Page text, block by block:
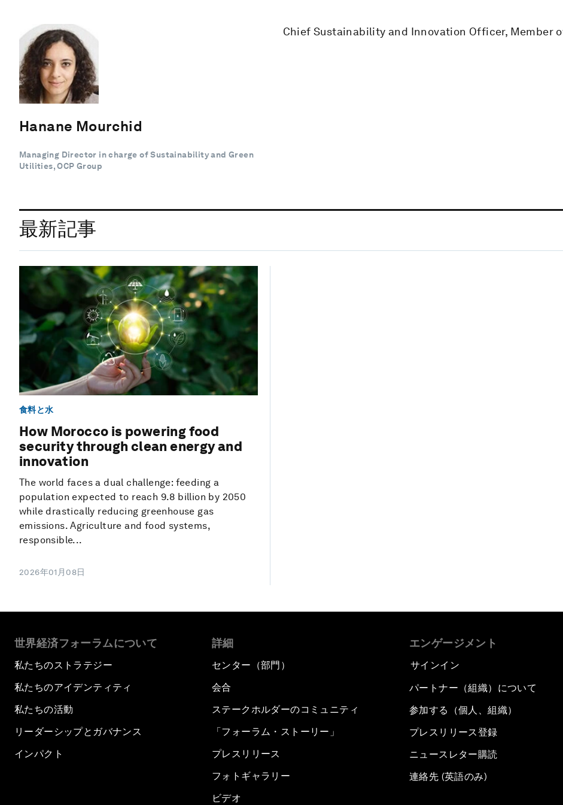
Hanane Mourchid
Managing Director in charge of Sustainability and Green
Utilities, OCP Group
Chief Sustainability and Innovation Officer, Member
最新記事
食料と水
How Morocco is powering food
security through clean energy and
innovation
The world faces a dual challenge: feeding a
population expected to reach 9.8 billion by 2050
while drastically reducing greenhouse gas
emissions. Agriculture and food systems,
responsible...
2026年01月08日
世界経済フォーラムについて
私たちのストラテジー
私たちのアイデンティティ
私たちの活動
リーダーシップとガバナンス
インパクト
詳細
センター（部門）
会合
ステークホルダーのコミュニティ
「フォーラム・ストーリー」
プレスリリース
フォトギャラリー
ビデオ
エンゲージメント
サインイン
パートナー（組織）について
参加する（個人、組織）
プレスリリース登録
ニュースレター購読
連絡先 (英語のみ)